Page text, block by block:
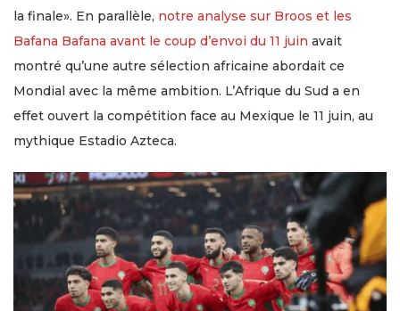
la finale». En parallèle, notre analyse sur Broos et les
Bafana Bafana avant le coup d’envoi du 11 juin avait
montré qu’une autre sélection africaine abordait ce
Mondial avec la même ambition. L’Afrique du Sud a en
effet ouvert la compétition face au Mexique le 11 juin, au
mythique Estadio Azteca.